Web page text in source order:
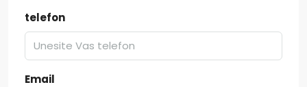
telefon
Email